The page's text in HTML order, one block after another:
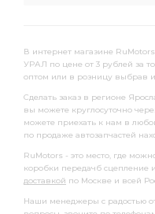
РЕССОРЫ АЗ УРАЛ
РАЗДАТОЧНАЯ АЗ УРАЛ
КОРОБКА РАЗДАТОЧНАЯ
сборе 1-ой Кабина в
ВОЗДУХОВОДНАЯ АЗ УРАЛ
КРОНШТЕЙН
зуб фланец ЗАДНИЙ
В интернет магазине
УРАЛ по цене от 3 рублей за
оптом или в розницу выбрав
Сделать заказ в регионе
вы можете круглосуточно
можете приехать к нам в
по продаже автозапчастей
RuMotors - это место, где
коробки передачб сцепление
доставкой по Москве и всей
Наши менеджеры с радостью